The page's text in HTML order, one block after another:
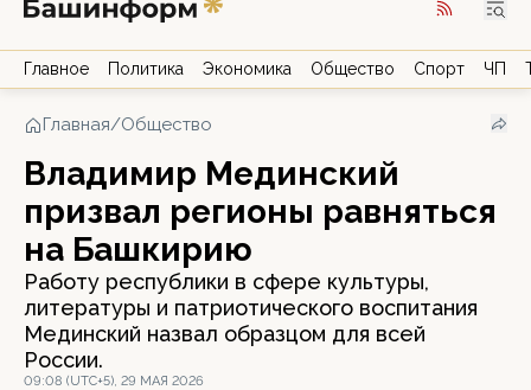
Главное Политика Экономика Общество Спорт ЧП
Главная/Общество
Владимир Мединский
призвал регионы равняться
на Башкирию
Работу республики в сфере культуры,
литературы и патриотического воспитания
Мединский назвал образцом для всей
России.
09:08 (UTC+5), 29 МАЯ 2026